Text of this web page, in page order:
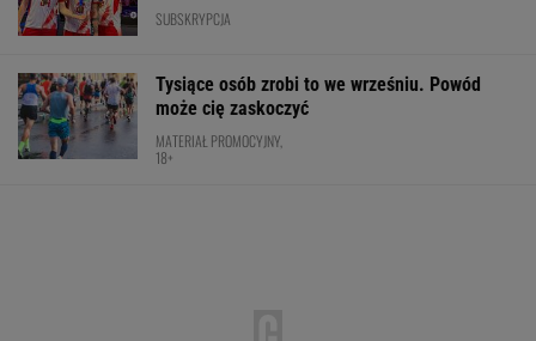
SUBSKRYPCJA
Tysiące osób zrobi to we wrześniu. Powód
może cię zaskoczyć
MATERIAŁ PROMOCYJNY,
18+